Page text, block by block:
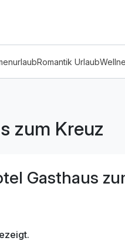
Romantik Urlaub
zum Kreuz
Gasthaus